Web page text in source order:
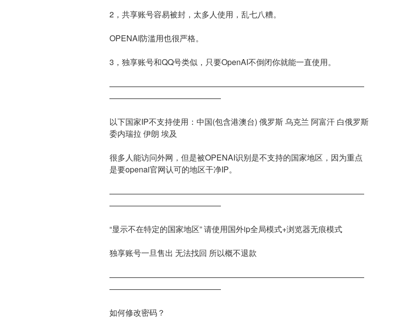
2，共享账号容易被封，太多人使用，乱七八糟。
OPENAI防滥用也很严格。
3，独享账号和QQ号类似，只要OpenAI不倒闭你就能一直使用。
————————————————————————————————
——————————————
以下国家IP不支持使用：中国(包含港澳台) 俄罗斯 乌克兰 阿富汗 白俄罗斯
委内瑞拉 伊朗 埃及
很多人能访问外网，但是被OPENAI识别是不支持的国家地区，因为重点
是要openai官网认可的地区干净IP。
————————————————————————————————
——————————————
“显示不在特定的国家地区” 请使用国外ip全局模式+浏览器无痕模式
独享账号一旦售出 无法找回 所以概不退款
————————————————————————————————
——————————————
如何修改密码？